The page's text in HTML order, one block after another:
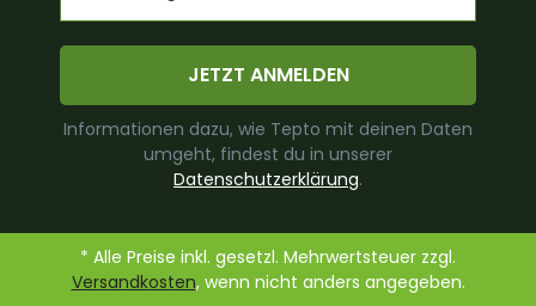
JETZT ANMELDEN
Informationen dazu, wie Tepto mit deinen Daten
umgeht, findest du in unserer
Datenschutzerklärung.
* Alle Preise inkl. gesetzl. Mehrwertsteuer zzgl.
Versandkosten, wenn nicht anders angegeben.